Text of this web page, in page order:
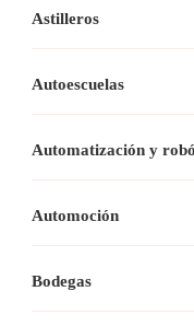
Astilleros
Autoescuelas
Automatización y
Automoción
Bodegas